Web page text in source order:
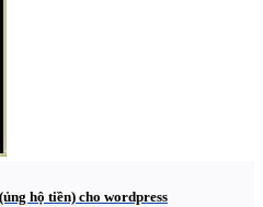
hộ tiền) cho wordpress